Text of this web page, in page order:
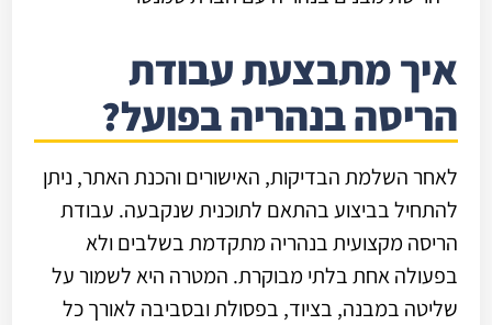
איך מתבצעת עבודת
הריסה בנהריה בפועל?
לאחר השלמת הבדיקות, האישורים והכנת האתר, ניתן
להתחיל בביצוע בהתאם לתוכנית שנקבעה. עבודת
הריסה מקצועית בנהריה מתקדמת בשלבים ולא
בפעולה אחת בלתי מבוקרת. המטרה היא לשמור על
שליטה במבנה, בציוד, בפסולת ובסביבה לאורך כל